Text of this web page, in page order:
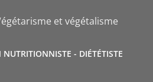
et végétalisme
- DIÉTÉTISTE